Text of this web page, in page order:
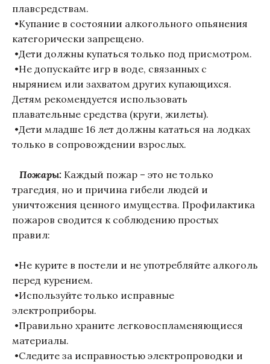
плавсредствам.
•Купание в состоянии алкогольного опьянения
категорически запрещено.
•Дети должны купаться только под присмотром.
•Не допускайте игр в воде, связанных с
нырянием или захватом других купающихся.
Детям рекомендуется использовать
плавательные средства (круги, жилеты).
•Дети младше 16 лет должны кататься на лодках
только в сопровождении взрослых.
Пожары: Каждый пожар – это не только
трагедия, но и причина гибели людей и
уничтожения ценного имущества. Профилактика
пожаров сводится к соблюдению простых
правил:
•Не курите в постели и не употребляйте алкоголь
перед курением.
•Используйте только исправные
электроприборы.
•Правильно храните легковоспламеняющиеся
материалы.
•Следите за исправностью электропроводки и